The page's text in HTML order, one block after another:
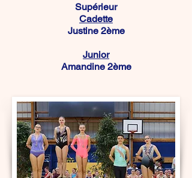
Supérieur
Cadette
Justine 2ème
Junior
Amandine 2ème